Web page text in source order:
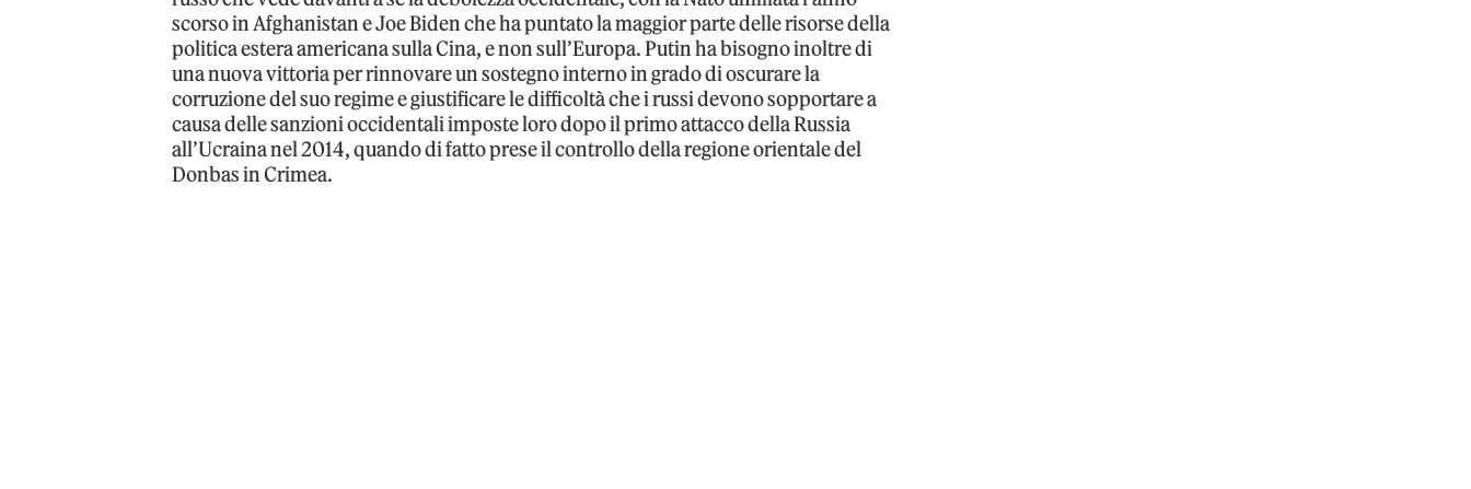
scorso in Afghanistan e Joe Biden che ha puntato la maggior parte delle risorse della
politica estera americana sulla Cina, e non sull’Europa. Putin ha bisogno inoltre di
una nuova vittoria per rinnovare un sostegno interno in grado di oscurare la
corruzione del suo regime e giustificare le difficoltà che i russi devono sopportare a
causa delle sanzioni occidentali imposte loro dopo il primo attacco della Russia
all’Ucraina nel 2014, quando di fatto prese il controllo della regione orientale del
Donbas in Crimea.